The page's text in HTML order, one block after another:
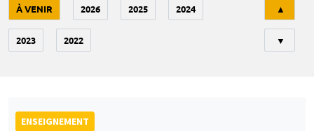
À VENIR 2026 2025 2024
2023 2022
▲
▼
ENSEIGNEMENT